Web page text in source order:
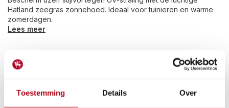
Toestemming Details Over
Hatland zeegras zonnehoed. Ideaal voor tuinieren en warme
zomerdagen.
Lees meer
Gratis verzenden
vanaf € 60 in België en Nederland.*
14dagen bedenktijd
Al28 jaarde tuinspecialist voor tuinliefhebbers